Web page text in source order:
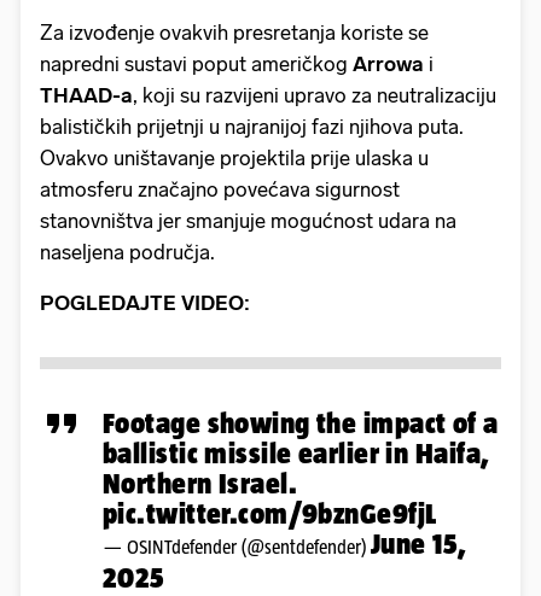
Za izvođenje ovakvih presretanja koriste se
napredni sustavi poput američkog Arrowa i
THAAD-a, koji su razvijeni upravo za neutralizaciju
balističkih prijetnji u najranijoj fazi njihova puta.
Ovakvo uništavanje projektila prije ulaska u
atmosferu značajno povećava sigurnost
stanovništva jer smanjuje mogućnost udara na
naseljena područja.
POGLEDAJTE VIDEO:
Footage showing the impact of a
ballistic missile earlier in Haifa,
Northern Israel.
pic.twitter.com/9bznGe9fjL
— OSINTdefender (@sentdefender) June 15,
2025